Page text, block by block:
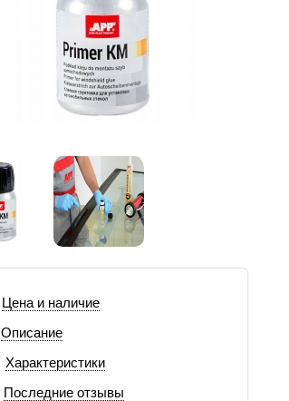
Цена и наличие
Описание
Характеристики
Последние отзывы